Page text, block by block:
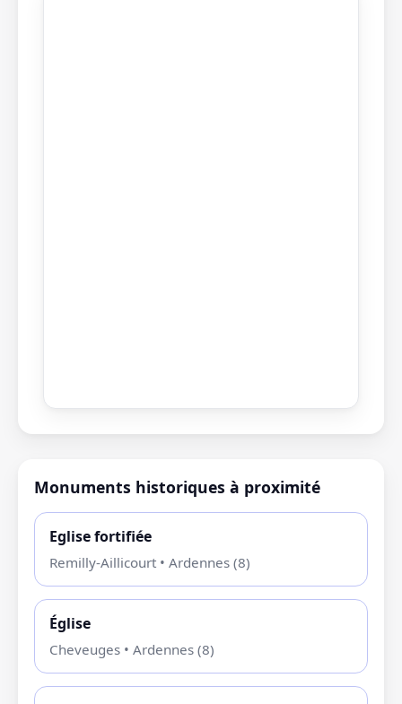
Monuments historiques à proximité
Eglise fortifiée
Remilly-Aillicourt • Ardennes (8)
Église
Cheveuges • Ardennes (8)